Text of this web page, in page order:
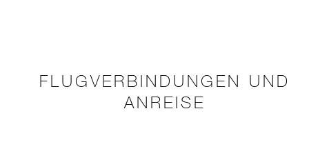
FLUGVERBINDUNGEN UND
ANREISE